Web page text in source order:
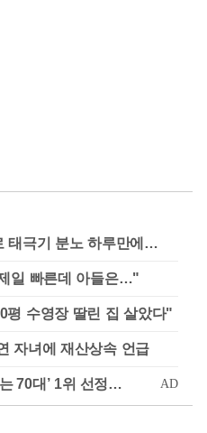
태극기 분노 하루만에…
일 빠른데 아들은…"
수영장 딸린 집 살았다"
자녀에 재산상속 언급